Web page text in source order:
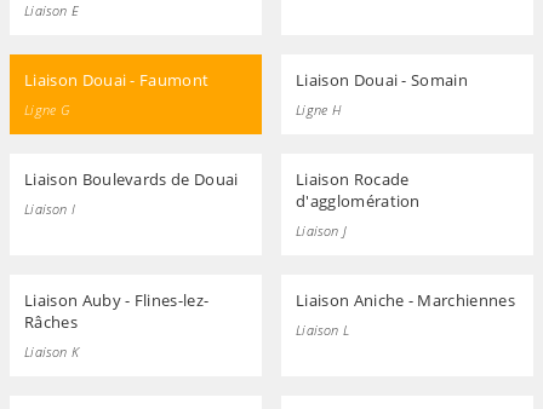
Liaison E
Liaison Douai - Faumont
Ligne G
Liaison Douai - Somain
Ligne H
Liaison Boulevards de Douai
Liaison I
Liaison Rocade
d'agglomération
Liaison J
Liaison Auby - Flines-lez-
Râches
Liaison K
Liaison Aniche - Marchiennes
Liaison L